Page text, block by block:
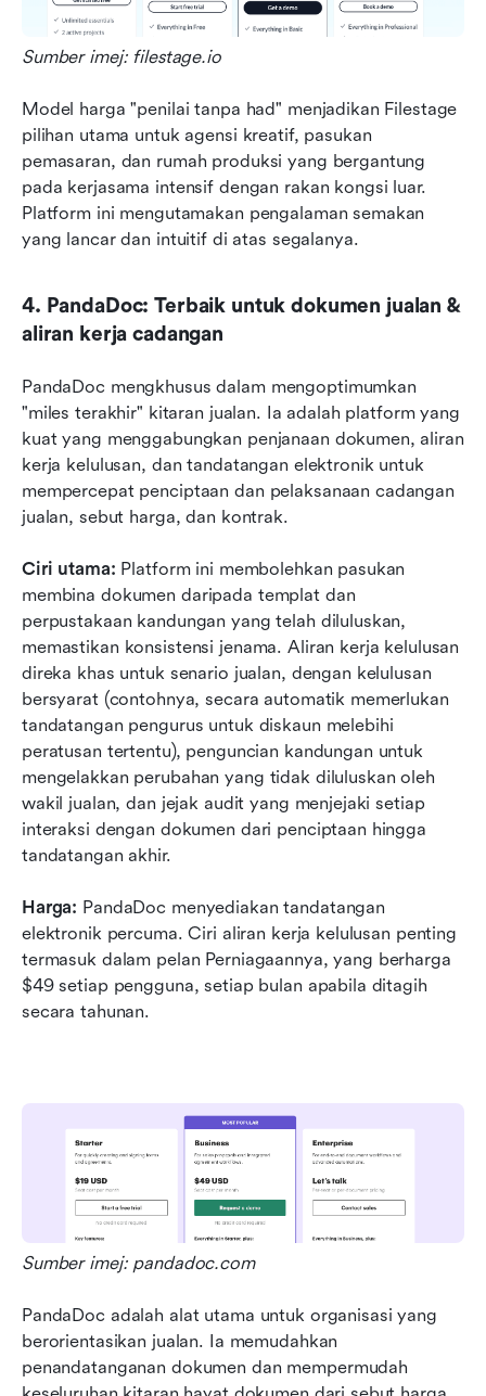
Sumber imej: filestage.io
Model harga "penilai tanpa had" menjadikan Filestage
pilihan utama untuk agensi kreatif, pasukan
pemasaran, dan rumah produksi yang bergantung
pada kerjasama intensif dengan rakan kongsi luar.
Platform ini mengutamakan pengalaman semakan
yang lancar dan intuitif di atas segalanya.
4. PandaDoc: Terbaik untuk dokumen jualan &
aliran kerja cadangan
PandaDoc mengkhusus dalam mengoptimumkan
"miles terakhir" kitaran jualan. Ia adalah platform yang
kuat yang menggabungkan penjanaan dokumen, aliran
kerja kelulusan, dan tandatangan elektronik untuk
mempercepat penciptaan dan pelaksanaan cadangan
jualan, sebut harga, dan kontrak.
Ciri utama: Platform ini membolehkan pasukan
membina dokumen daripada templat dan
perpustakaan kandungan yang telah diluluskan,
memastikan konsistensi jenama. Aliran kerja kelulusan
direka khas untuk senario jualan, dengan kelulusan
bersyarat (contohnya, secara automatik memerlukan
tandatangan pengurus untuk diskaun melebihi
peratusan tertentu), penguncian kandungan untuk
mengelakkan perubahan yang tidak diluluskan oleh
wakil jualan, dan jejak audit yang menjejaki setiap
interaksi dengan dokumen dari penciptaan hingga
tandatangan akhir.
Harga: PandaDoc menyediakan tandatangan
elektronik percuma. Ciri aliran kerja kelulusan penting
termasuk dalam pelan Perniagaannya, yang berharga
$49 setiap pengguna, setiap bulan apabila ditagih
secara tahunan.
Sumber imej: pandadoc.com
PandaDoc adalah alat utama untuk organisasi yang
berorientasikan jualan. Ia memudahkan
penandatanganan dokumen dan mempermudah